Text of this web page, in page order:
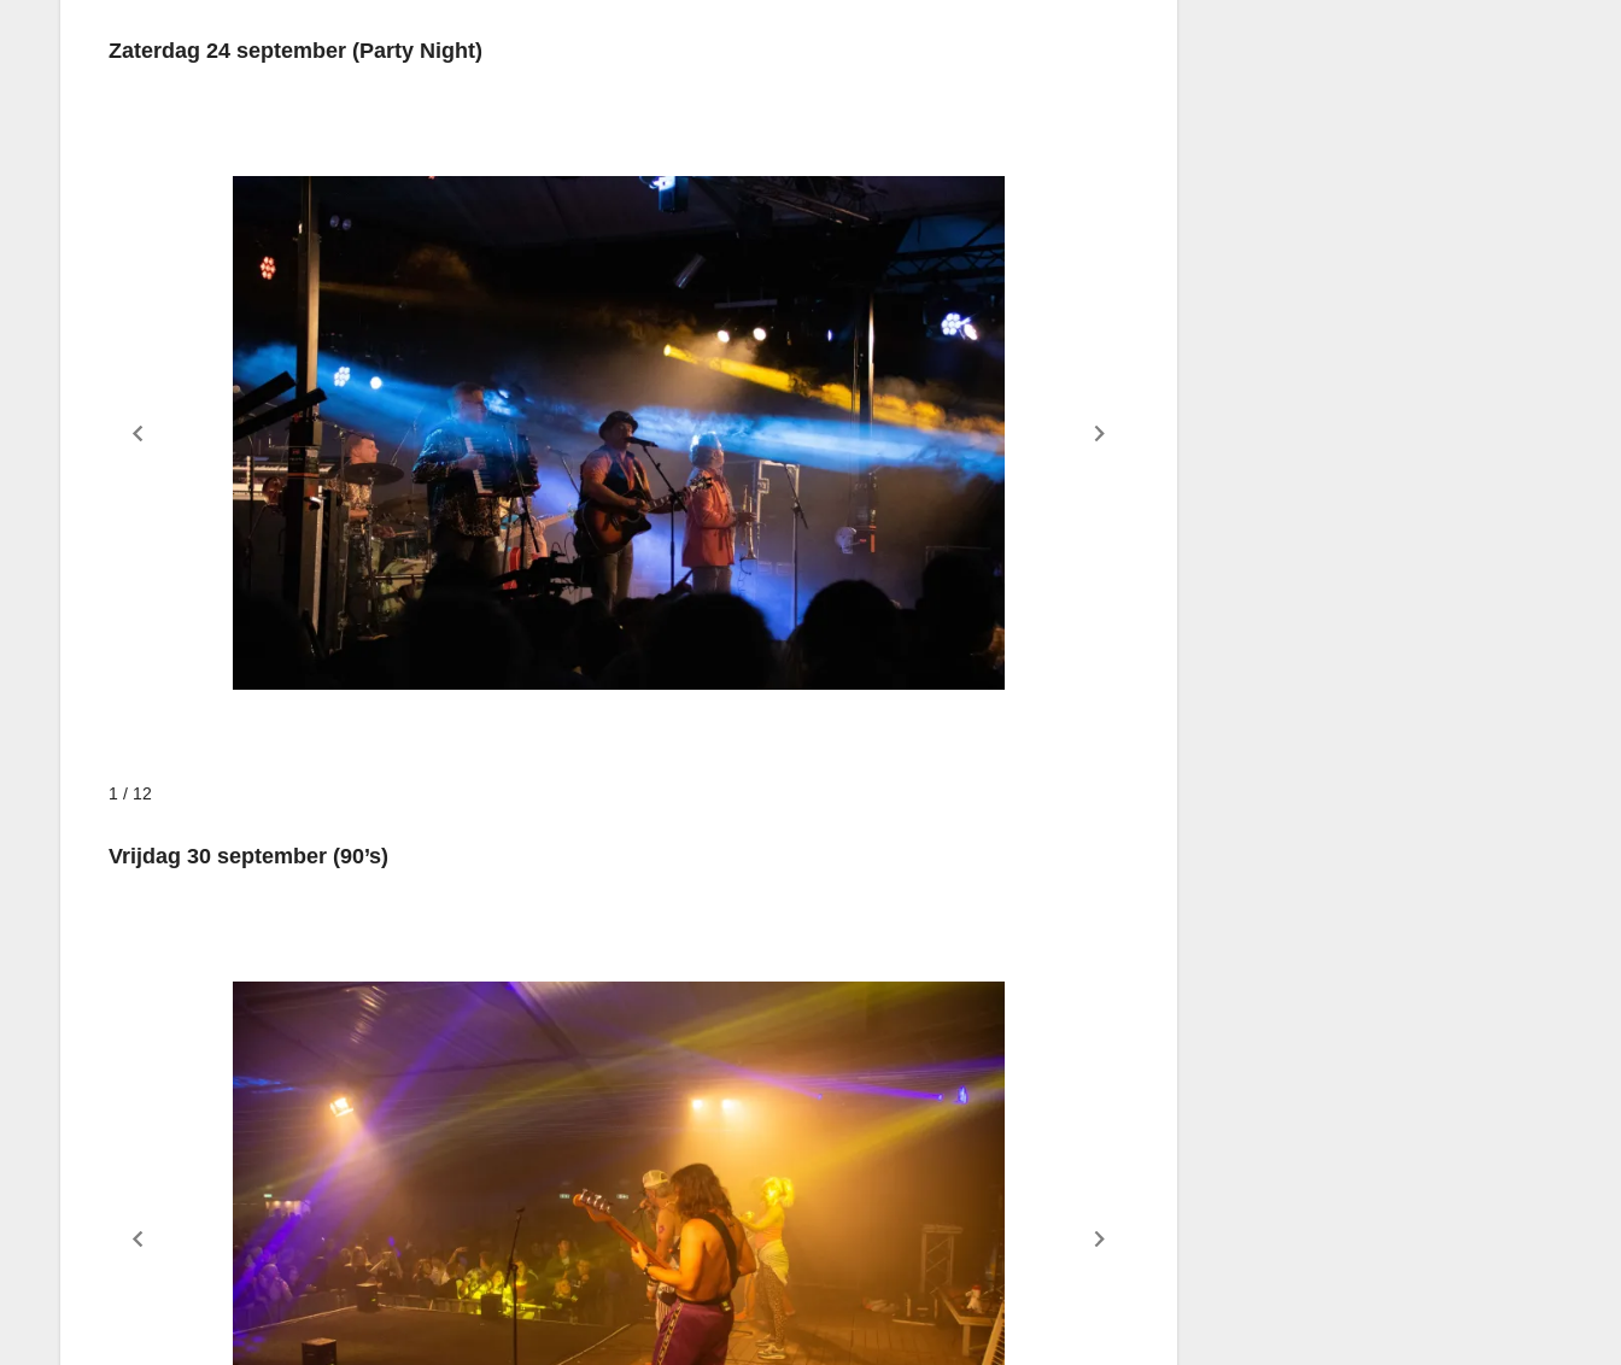
Zaterdag 24 september (Party Night)
1 / 12
Vrijdag 30 september (90’s)